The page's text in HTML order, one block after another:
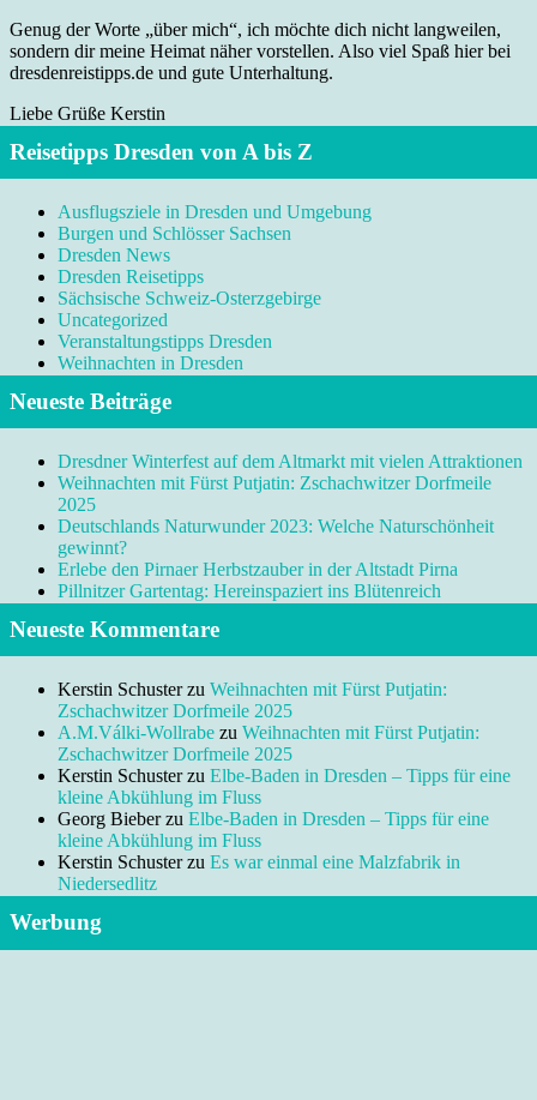
Genug der Worte „über mich“, ich möchte dich nicht langweilen,
sondern dir meine Heimat näher vorstellen. Also viel Spaß hier bei
dresdenreistipps.de und gute Unterhaltung.
Liebe Grüße Kerstin
Reisetipps Dresden von A bis Z
Ausflugsziele in Dresden und Umgebung
Burgen und Schlösser Sachsen
Dresden News
Dresden Reisetipps
Sächsische Schweiz-Osterzgebirge
Uncategorized
Veranstaltungstipps Dresden
Weihnachten in Dresden
Neueste Beiträge
Dresdner Winterfest auf dem Altmarkt mit vielen Attraktionen
Weihnachten mit Fürst Putjatin: Zschachwitzer Dorfmeile
2025
Deutschlands Naturwunder 2023: Welche Naturschönheit
gewinnt?
Erlebe den Pirnaer Herbstzauber in der Altstadt Pirna
Pillnitzer Gartentag: Hereinspaziert ins Blütenreich
Neueste Kommentare
Kerstin Schusterzu Weihnachten mit Fürst Putjatin:
Zschachwitzer Dorfmeile 2025
A.M.Válki-Wollrabe zu Weihnachten mit Fürst Putjatin:
Zschachwitzer Dorfmeile 2025
Kerstin Schusterzu Elbe-Baden in Dresden – Tipps für eine
kleine Abkühlung im Fluss
Georg Bieberzu Elbe-Baden in Dresden – Tipps für eine
kleine Abkühlung im Fluss
Kerstin Schusterzu Es war einmal eine Malzfabrik in
Niedersedlitz
Werbung